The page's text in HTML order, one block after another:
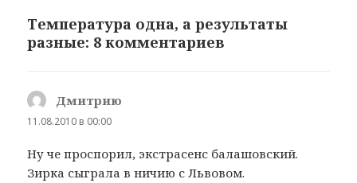
Температура одна, а результаты
разные: 8 комментариев
Дмитрию
11.08.2010 в 00:00
Ну че проспорил, экстрасенс балашовский.
Зирка сыграла в ничию с Львовом.